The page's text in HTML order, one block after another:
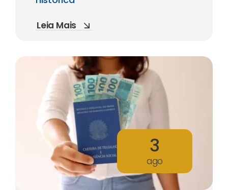
Leia Mais
3
ago